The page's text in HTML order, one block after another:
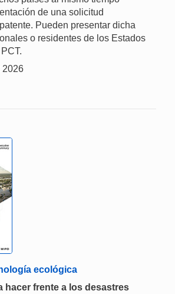
de una solicitud
Pueden presentar dicha
o residentes de los Estados
2026
ecológica
hacer frente a los desastres